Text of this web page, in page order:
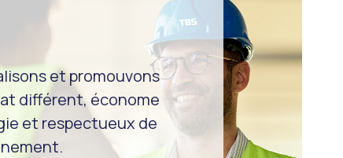
et promouvons
différent, économe
et respectueux de